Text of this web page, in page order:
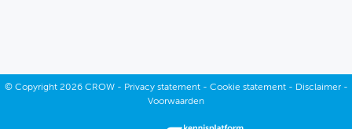
© Copyright2026 CROW - Privacy statement- Cookie statement- Disclaimer-
Voorwaarden